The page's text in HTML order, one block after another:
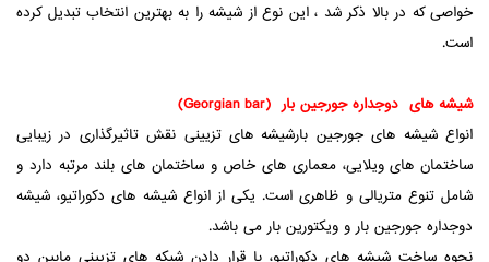
خواصی که در بالا ذکر شد ، این نوع از شیشه را به بهترین انتخاب تبدیل کرده
است.
شیشه های دوجداره جورجین بار (Georgian bar)
انواع شیشه های جورجین بارشیشه های تزیینی نقش تاثیرگذاری در زیبایی
ساختمان های ویلایی، معماری های خاص و ساختمان های بلند مرتبه دارد و
شامل تنوع متریالی و ظاهری است. یکی از انواع شیشه های دکوراتیو، شیشه
دوجداره جورجین بار و ویکتورین بار می باشد.